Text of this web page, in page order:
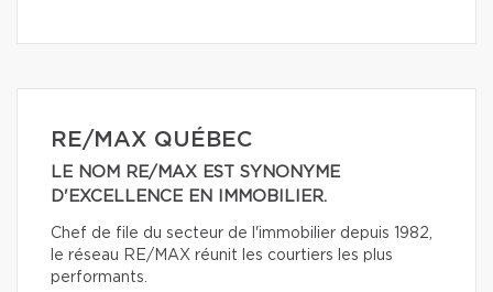
RE/MAX QUÉBEC
LE NOM RE/MAX EST SYNONYME
D'EXCELLENCE EN IMMOBILIER.
Chef de file du secteur de l'immobilier depuis 1982,
le réseau RE/MAX réunit les courtiers les plus
performants.